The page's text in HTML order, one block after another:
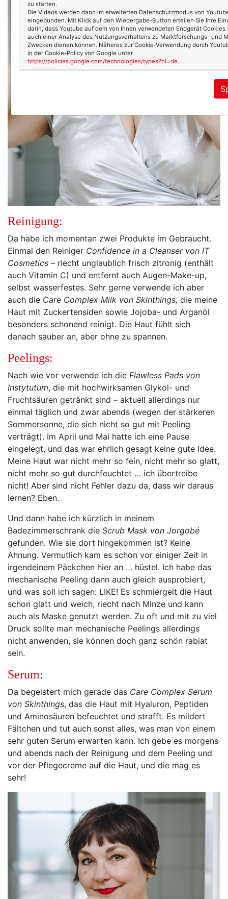
Reinigung:
Da habe ich momentan zwei Produkte im Gebraucht.
Einmal den Reiniger Confidence in a Cleanser von IT
Cosmetics – riecht unglaublich frisch zitronig (enthält
auch Vitamin C) und entfernt auch Augen-Make-up,
selbst wasserfestes. Sehr gerne verwende ich aber
auch die Care Complex Milk von Skinthings, die meine
Haut mit Zuckertensiden sowie Jojoba- und Arganöl
besonders schonend reinigt. Die Haut fühlt sich
danach sauber an, aber ohne zu spannen.
Peelings:
Nach wie vor verwende ich die Flawless Pads von
Instytutum, die mit hochwirksamen Glykol- und
Fruchtsäuren getränkt sind – aktuell allerdings nur
einmal täglich und zwar abends (wegen der stärkeren
Sommersonne, die sich nicht so gut mit Peeling
verträgt). Im April und Mai hatte ich eine Pause
eingelegt, und das war ehrlich gesagt keine gute Idee.
Meine Haut war nicht mehr so fein, nicht mehr so glatt,
nicht mehr so gut durchfeuchtet … ich übertreibe
nicht! Aber sind nicht Fehler dazu da, dass wir daraus
lernen? Eben.
Und dann habe ich kürzlich in meinem
Badezimmerschrank die Scrub Mask von Jorgobé
gefunden. Wie sie dort hingekommen ist? Keine
Ahnung. Vermutlich kam es schon vor einiger Zeit in
irgendeinem Päckchen hier an … hüstel. Ich habe das
mechanische Peeling dann auch gleich ausprobiert,
und was soll ich sagen: LIKE! Es schmiergelt die Haut
schon glatt und weich, riecht nach Minze und kann
auch als Maske genutzt werden. Zu oft und mit zu viel
Druck sollte man mechanische Peelings allerdings
nicht anwenden, sie können doch ganz schön rabiat
sein.
Serum:
Da begeistert mich gerade das Care Complex Serum
von Skinthings, das die Haut mit Hyaluron, Peptiden
und Aminosäuren befeuchtet und strafft. Es mildert
Fältchen und tut auch sonst alles, was man von einem
sehr guten Serum erwarten kann. Ich gebe es morgens
und abends nach der Reinigung und dem Peeling und
vor der Pflegecreme auf die Haut, und die mag es
sehr!
zu starten.
Die Videos werden dann im erweiterten Datenschutzmodus von
eingebunden. Mit Klick auf den Wiedergabe-Button erteilen Sie Ihre
darin, dass Youtube auf dem von Ihnen verwendeten Endgerät Cookies
auch einer Analyse des Nutzungsverhaltens zu Marktforschungs- und
Zwecken dienen können. Näheres zur Cookie-Verwendung durch
in der Cookie-Policy von Google unter
https://policies.google.com/technologies/types?hl=de.